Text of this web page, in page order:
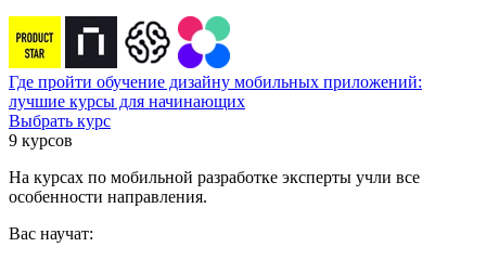
Где пройти обучение дизайну мобильных приложений:
лучшие курсы для начинающих
Выбрать курс
9 курсов
На курсах по мобильной разработке эксперты учли все
особенности направления.
Вас научат: